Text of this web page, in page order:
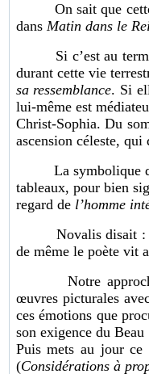
On sait que cette
dans Matin dans le
Si c’est au terme
durant cette vie
sa ressemblance. Si
lui-même est
Christ-Sophia. Du
ascension céleste,
La symbolique
tableaux, pour bien
regard del’homme
Novalis disait : «
de même le poète vit
Notre approche
œuvres picturales
ces émotions que
son exigence du
Puis mets au jour ce
(Considérations à